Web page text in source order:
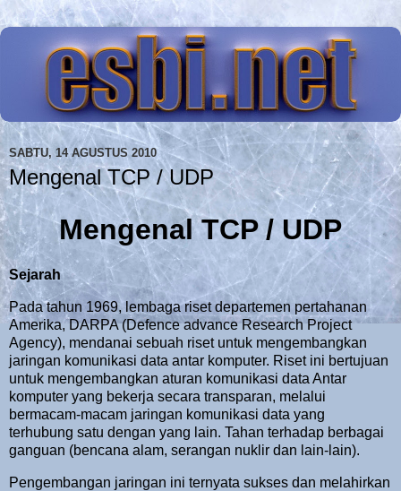
SABTU, 14 AGUSTUS 2010
Mengenal TCP / UDP
Mengenal TCP / UDP
Sejarah
Pada tahun 1969, lembaga riset departemen pertahanan
Amerika, DARPA (Defence advance Research Project
Agency), mendanai sebuah riset untuk mengembangkan
jaringan komunikasi data antar komputer. Riset ini bertujuan
untuk mengembangkan aturan komunikasi data Antar
komputer yang bekerja secara transparan, melalui
bermacam-macam jaringan komunikasi data yang
terhubung satu dengan yang lain. Tahan terhadap berbagai
ganguan (bencana alam, serangan nuklir dan lain-lain).
Pengembangan jaringan ini ternyata sukses dan melahirkan